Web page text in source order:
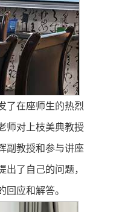
了在座师生的热烈
师对上枝美典教授
副教授和参与讲座
出了自己的问题，
回应和解答。